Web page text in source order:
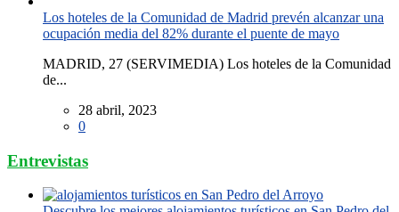
Los hoteles de la Comunidad de Madrid prevén alcanzar una
ocupación media del 82% durante el puente de mayo
MADRID, 27 (SERVIMEDIA) Los hoteles de la Comunidad
de...
28 abril, 2023
0
Entrevistas